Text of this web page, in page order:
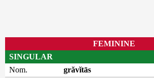
FEMININE
SINGULAR
Nom.
grăvĭtās